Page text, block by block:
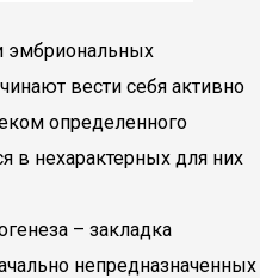
эмбриональных
вести себя активно
определенного
в нехарактерных для них
– закладка
непредназначенных